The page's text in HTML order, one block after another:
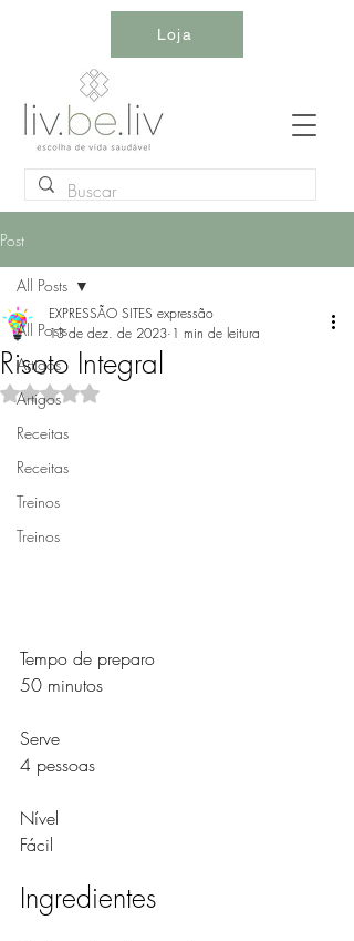
Loja
Post
All Posts
Artigos
Artigos
Receitas
Receitas
Treinos
Treinos
All Posts
Risoto Integral
EXPRESSÃO SITES expressão
13 de dez. de 2023 1 min de leitura
Avaliado com NaN de 5 estrelas.
Tempo de preparo
50 minutos
Serve
4 pessoas
Nível
Fácil
Ingredientes